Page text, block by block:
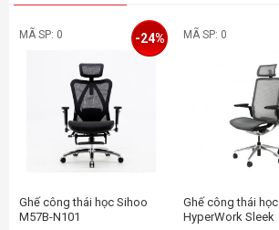
Bánh xe PU đen với lõi chrome, mượt mà và êm ái
Ngả tối đa 140 độ
MÃ SP: 0
Ghế công thái học Sihoo
M57B-N101
-24% MÃ SP: 0
Ghế công thái học
HyperWork Sleek